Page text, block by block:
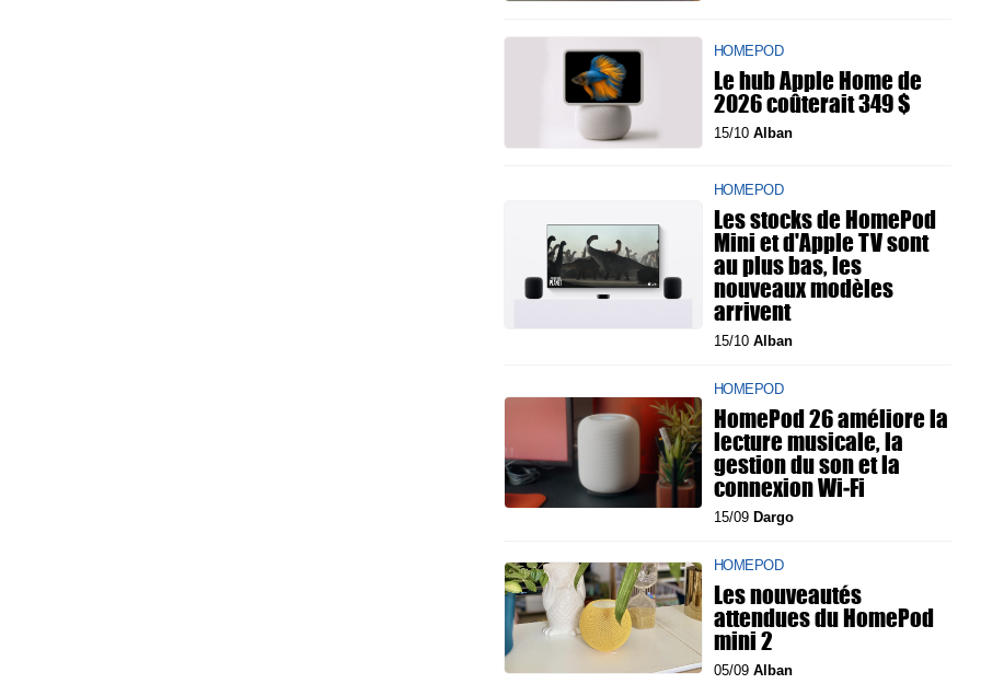
HOMEPOD
Le hub Apple Home de
2026 coûterait 349 $
15/10 Alban
HOMEPOD
Les stocks de HomePod
Mini et d'Apple TV sont
au plus bas, les
nouveaux modèles
arrivent
15/10 Alban
HOMEPOD
HomePod 26 améliore la
lecture musicale, la
gestion du son et la
connexion Wi‑Fi
15/09 Dargo
HOMEPOD
Les nouveautés
attendues du HomePod
mini 2
05/09 Alban